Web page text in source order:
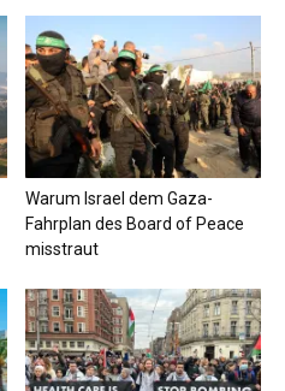
Warum Israel dem Gaza-
Fahrplan des Board of Peace
misstraut